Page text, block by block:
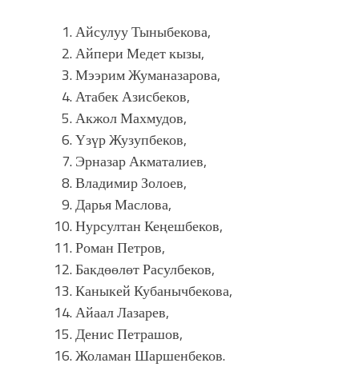
Айсулуу Тыныбекова,
Айпери Медет кызы,
Мээрим Жуманазарова,
Атабек Азисбеков,
Акжол Махмудов,
Үзүр Жузупбеков,
Эрназар Акматалиев,
Владимир Золоев,
Дарья Маслова,
Нурсултан Кеңешбеков,
Роман Петров,
Бакдөөлөт Расулбеков,
Каныкей Кубанычбекова,
Айаал Лазарев,
Денис Петрашов,
Жоламан Шаршенбеков.